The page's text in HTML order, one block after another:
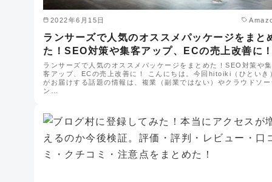
2022年6月15日
ランサーズで人気のオススメパッケージをまと
た！SEO対策や集客アップ、ECの売上改善に
ランサーズで人気のオススメパッケージをまとめた！SEO対策や集
客アップ、ECの売上改善に！ こんにちは。今回hitoiki（ひといき
がお届けする話題の情報は、複業（副業ではない）やクラウドソー
ン…